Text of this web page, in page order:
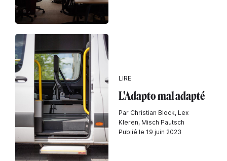
LIRE
L'Adapto mal adapté
Par Christian Block, Lex
Kleren, Misch Pautsch
Publié le 19 juin 2023